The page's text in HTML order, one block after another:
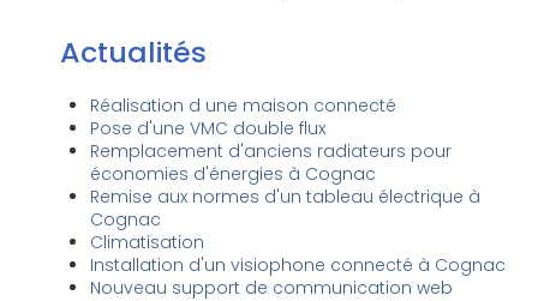
Actualités
Réalisation d une maison connecté
Pose d'une VMC double flux
Remplacement d'anciens radiateurs pour
économies d'énergies à Cognac
Remise aux normes d'un tableau électrique à
Cognac
Climatisation
Installation d'un visiophone connecté à Cognac
Nouveau support de communication web